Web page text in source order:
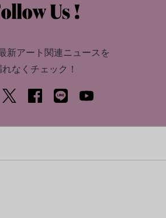
新アート関連ニュースを
なくチェック！